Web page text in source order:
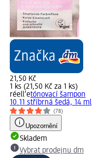
21,50 Kč
1 ks (21,50 Kč za 1 ks)
réell‘etónovací šampon
10.11 stříbrná šedá, 14 ml
(78)
Upozornění
Skladem
Vybrat prodejnu dm